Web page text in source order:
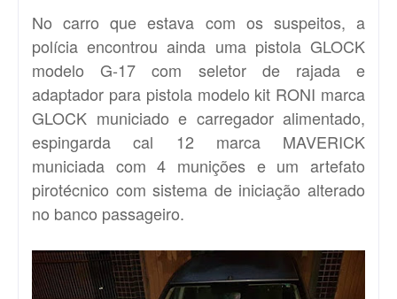
No carro que estava com os suspeitos, a
polícia encontrou ainda uma pistola GLOCK
modelo G-17 com seletor de rajada e
adaptador para pistola modelo kit RONI marca
GLOCK municiado e carregador alimentado,
espingarda cal 12 marca MAVERICK
municiada com 4 munições e um artefato
pirotécnico com sistema de iniciação alterado
no banco passageiro.